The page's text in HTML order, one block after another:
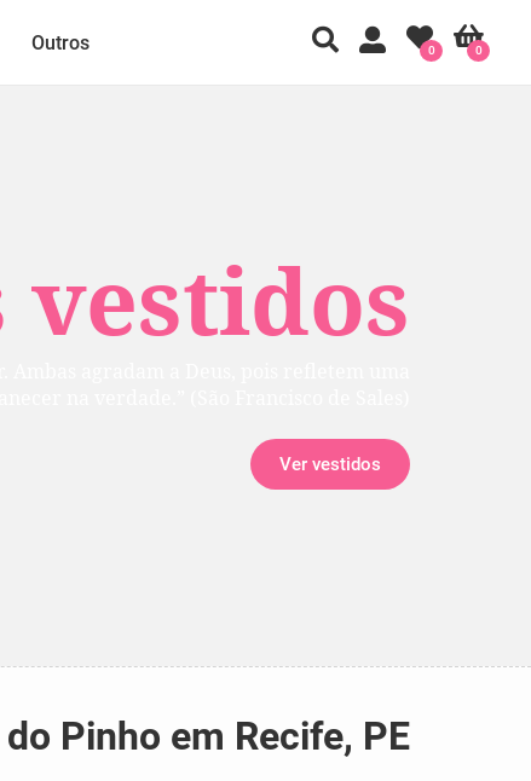
Ver vestidos
Outros 0
0
Pinho em Recife, PE